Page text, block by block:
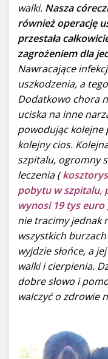
walki. Nasza
również operację
przestała
zagrożeniem dla
Nawracające
uszkodzenia, a
Dodatkowo chora
uciska na inne
powodując kolejne
kolejny cios.
szpitalu, ogromny
leczenia (
pobytu w szpitalu,
wynosi 19 tys euro
nie tracimy jednak
wszystkich
wyjdzie słońce, a
walki i cierpienia.
dobre słowo i
walczyć o zdrowie